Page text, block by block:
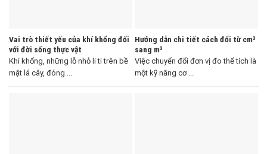
Vai trò thiết yếu của khí khổng đối
với đời sống thực vật
Khí khổng, những lỗ nhỏ li ti trên bề
mặt lá cây, đóng ...
Hướng dẫn chi tiết cách đổi từ cm³
sang m³
Việc chuyển đổi đơn vị đo thể tích là
một kỹ năng cơ ...